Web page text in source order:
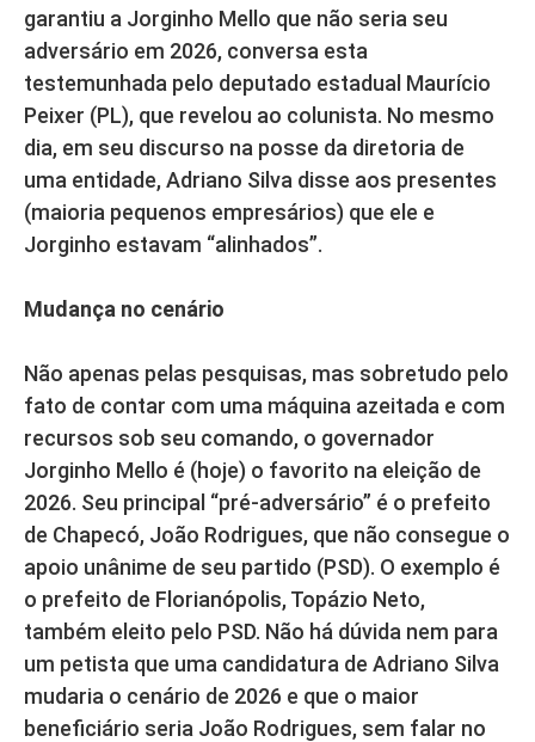
garantiu a Jorginho Mello que não seria seu
adversário em 2026, conversa esta
testemunhada pelo deputado estadual Maurício
Peixer (PL), que revelou ao colunista. No mesmo
dia, em seu discurso na posse da diretoria de
uma entidade, Adriano Silva disse aos presentes
(maioria pequenos empresários) que ele e
Jorginho estavam “alinhados”.
Mudança no cenário
Não apenas pelas pesquisas, mas sobretudo pelo
fato de contar com uma máquina azeitada e com
recursos sob seu comando, o governador
Jorginho Mello é (hoje) o favorito na eleição de
2026. Seu principal “pré-adversário” é o prefeito
de Chapecó, João Rodrigues, que não consegue o
apoio unânime de seu partido (PSD). O exemplo é
o prefeito de Florianópolis, Topázio Neto,
também eleito pelo PSD. Não há dúvida nem para
um petista que uma candidatura de Adriano Silva
mudaria o cenário de 2026 e que o maior
beneficiário seria João Rodrigues, sem falar no